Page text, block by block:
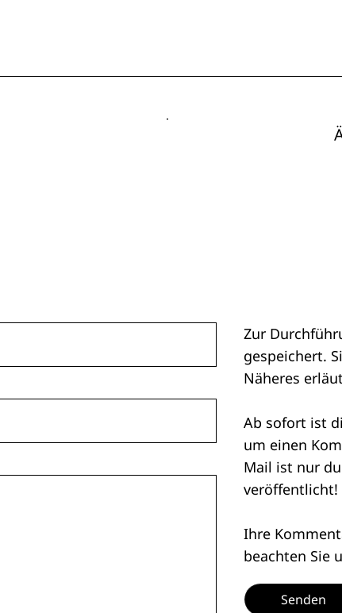
Zur
gespeichert.
Näheres
Ab sofort ist
um einen
Mail ist nur
veröffentlicht!
Ihre
beachten Sie
Senden